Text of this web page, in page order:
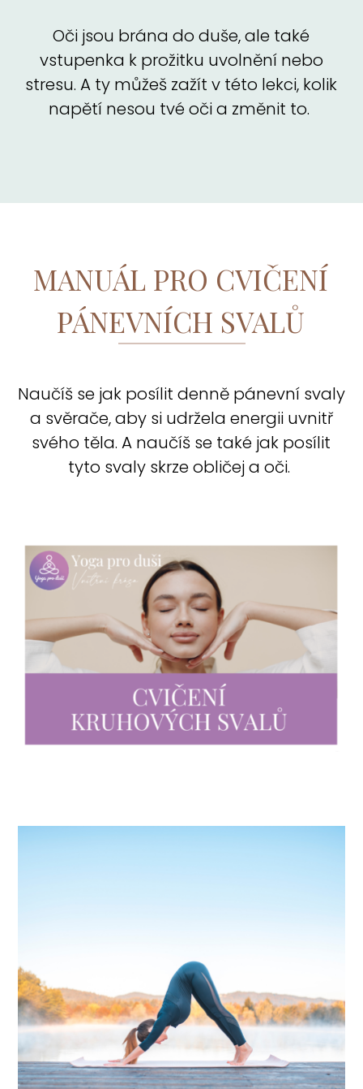
Oči jsou brána do duše, ale také
vstupenka k prožitku uvolnění nebo
stresu. A ty můžeš zažít v této lekci, kolik
napětí nesou tvé oči a změnit to.
MANUÁL PRO CVIČENÍ
PÁNEVNÍCH SVALŮ
Naučíš se jak posílit denně pánevní svaly
a svěrače, aby si udržela energii uvnitř
svého těla. A naučíš se také jak posílit
tyto svaly skrze obličej a oči.